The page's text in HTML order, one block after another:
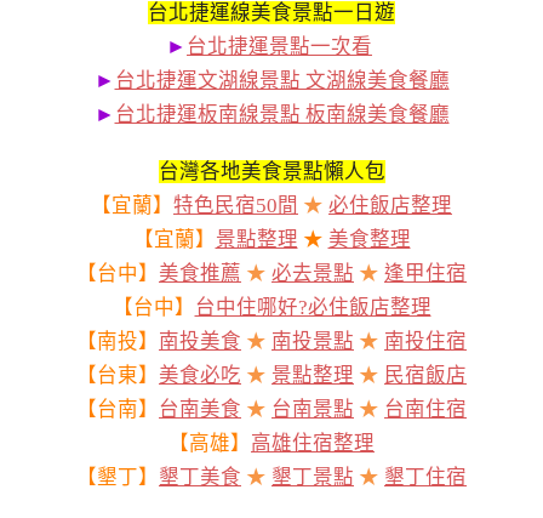
台北捷運線美食景點一日遊
► 台北捷運景點一次看
► 台北捷運文湖線景點 文湖線美食餐廳
► 台北捷運板南線景點 板南線美食餐廳
台灣各地美食景點懶人包
【宜蘭】 特色民宿50間 ★ 必住飯店整理
【宜蘭】 景點整理 ★ 美食整理
【台中】 美食推薦 ★ 必去景點 ★ 逢甲住宿
【台中】 台中住哪好?必住飯店整理
【南投】 南投美食 ★ 南投景點 ★ 南投住宿
【台東】 美食必吃 ★ 景點整理 ★ 民宿飯店
【台南】 台南美食 ★ 台南景點 ★ 台南住宿
【高雄】 高雄住宿整理
【墾丁】 墾丁美食 ★ 墾丁景點 ★ 墾丁住宿